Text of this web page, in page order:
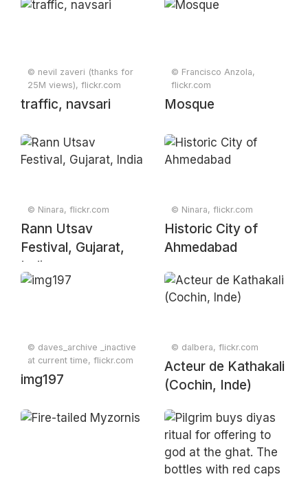
© nevil zaveri (thanks for
25M views), flickr.com
traffic, navsari
© Francisco Anzola,
flickr.com
Mosque
© Ninara, flickr.com
Rann Utsav
Festival, Gujarat,
India
© Ninara, flickr.com
Historic City of
Ahmedabad
© daves_archive _inactive
at current time, flickr.com
img197
© dalbera, flickr.com
Acteur de Kathakali
(Cochin, Inde)